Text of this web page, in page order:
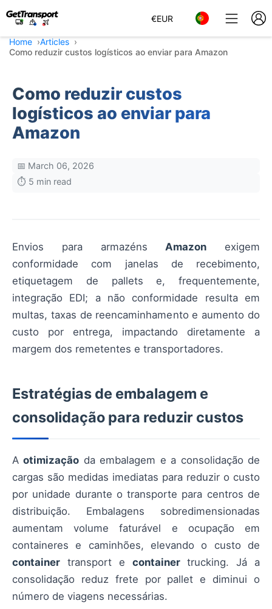
€EUR
Home
Articles
Como reduzir custos logísticos ao enviar para Amazon
Como reduzir custos
logísticos ao enviar para
Amazon
📅 March 06, 2026
⏱️ 5 min read
Envios para armazénsAmazon exigem
conformidade com janelas de recebimento,
etiquetagem de pallets e, frequentemente,
integração EDI; a não conformidade resulta em
multas, taxas de reencaminhamento e aumento do
custo por entrega, impactando diretamente a
margem dos remetentes e transportadores.
Estratégias de embalagem e
consolidação para reduzir custos
Aotimização da embalagem e a consolidação de
cargas são medidas imediatas para reduzir o custo
por unidade durante o transporte para centros de
distribuição. Embalagens sobredimensionadas
aumentam volume faturável e ocupação em
containeres e caminhões, elevando o custo de
container transport e containertrucking. Já a
consolidação reduz frete por pallet e diminui o
número de viagens necessárias.